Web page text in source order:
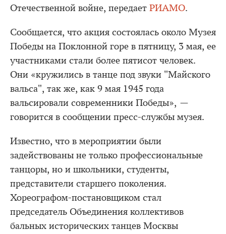
Отечественной войне, передает РИАМО.
Сообщается, что акция состоялась около Музея
Победы на Поклонной горе в пятницу, 3 мая, ее
участниками стали более пятисот человек.
Они «кружились в танце под звуки "Майского
вальса", так же, как 9 мая 1945 года
вальсировали современники Победы», —
говорится в сообщении пресс-службы музея.
Известно, что в мероприятии были
задействованы не только профессиональные
танцоры, но и школьники, студенты,
представители старшего поколения.
Хореографом-постановщиком стал
председатель Объединения коллективов
бальных исторических танцев Москвы